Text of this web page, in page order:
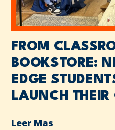
FROM
BOOKSTORE:
EDGE
LAUNCH
Leer Mas